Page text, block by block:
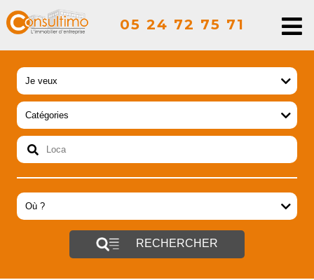
05 24 72 75 71
RECHERCHER